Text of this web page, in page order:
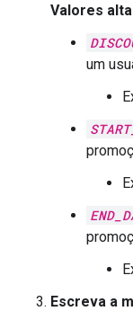
Valores
um
Escreva a